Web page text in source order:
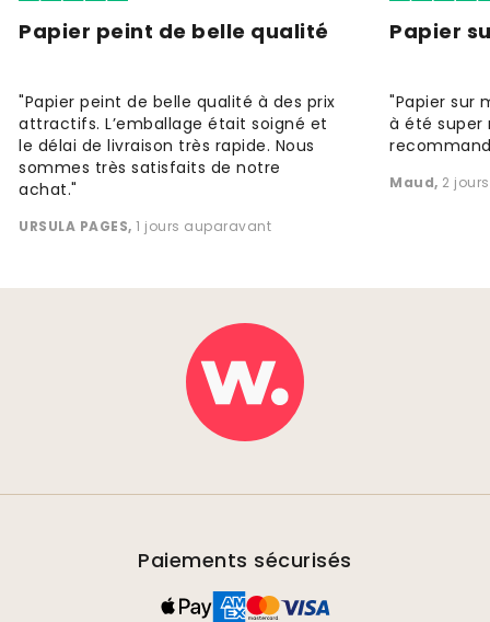
Papier peint de belle qualité
"Papier peint de belle qualité à des prix
attractifs. L’emballage était soigné et
le délai de livraison très rapide. Nous
sommes très satisfaits de notre
achat."
URSULA PAGES, 1 jours auparavant
Papier
"Papier sur
à été super
Maud, 2
Paiements sécurisés